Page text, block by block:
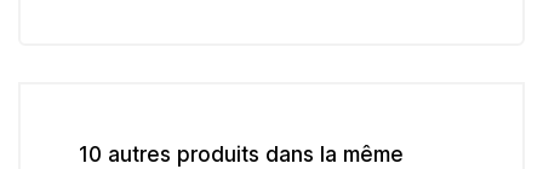
10 autres produits dans la même